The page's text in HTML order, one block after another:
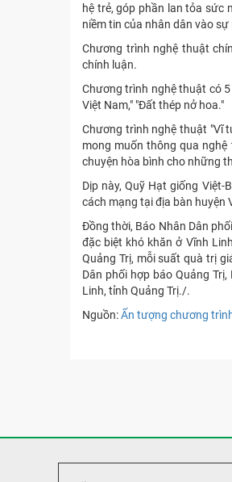
hệ trẻ, góp phần lan tỏa sức
niềm tin của nhân dân vào
Chương trình nghệ thuật
chính luận.
Chương trình nghệ thuật có 5
Việt Nam," "Đất thép nở hoa."
Chương trình nghệ thuật "Vĩ
mong muốn thông qua
chuyện hòa bình cho những
Dịp này, Quỹ Hạt giống
cách mạng tại địa bàn huyện
Đồng thời, Báo Nhân Dân
đặc biệt khó khăn ở Vĩnh
Quảng Trị, mỗi suất quà trị
Dân phối hợp báo Quảng
Linh, tỉnh Quảng Trị./.
Nguồn:Ấn tượng chương